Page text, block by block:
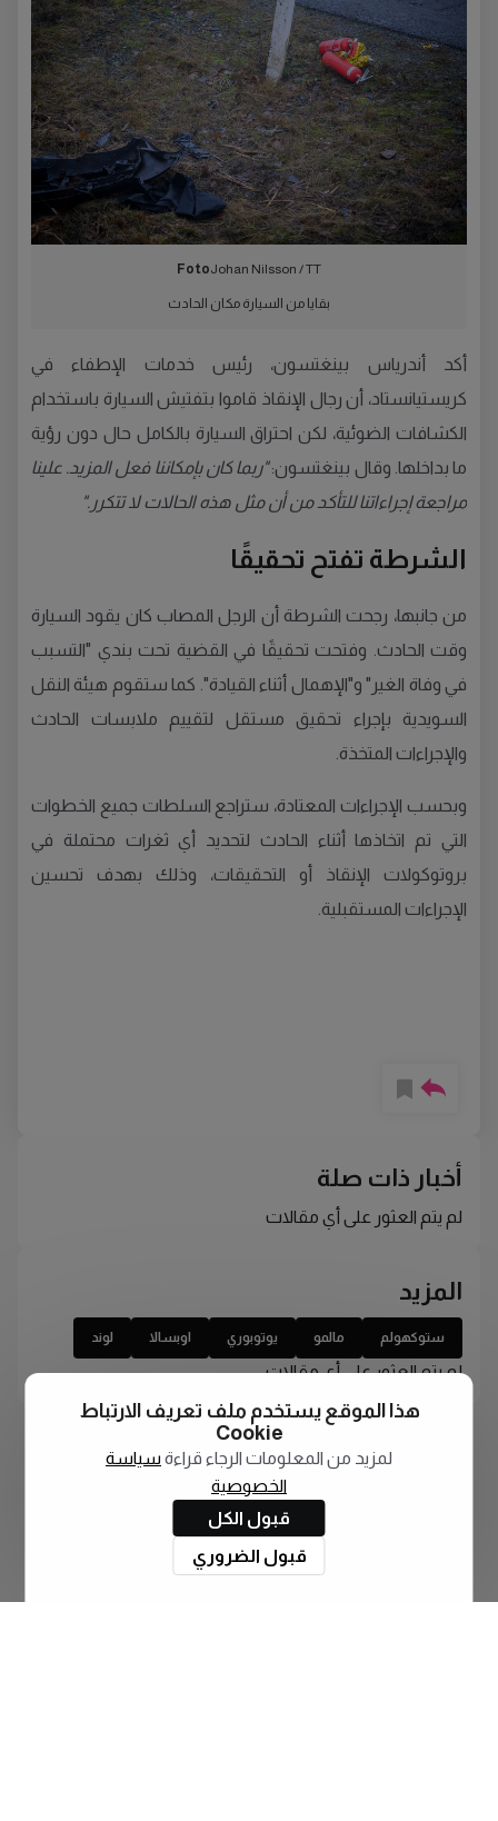
FotoJohan Nilsson / TT
بقايا من السيارة مكان الحادث
أكد أندرياس بينغتسون، رئيس خدمات الإطفاء في
كريستيانستاد، أن رجال الإنقاذ قاموا بتفتيش السيارة باستخدام
الكشافات الضوئية، لكن احتراق السيارة بالكامل حال دون رؤية
ما بداخلها. وقال بينغتسون:"ربما كان بإمكاننا فعل المزيد. علينا
مراجعة إجراءاتنا للتأكد من أن مثل هذه الحالات لا تتكرر."
الشرطة تفتح تحقيقًا
من جانبها، رجحت الشرطة أن الرجل المصاب كان يقود السيارة
وقت الحادث. وفتحت تحقيقًا في القضية تحت بندي "التسبب
في وفاة الغير" و"الإهمال أثناء القيادة". كما ستقوم هيئة النقل
السويدية بإجراء تحقيق مستقل لتقييم ملابسات الحادث
والإجراءات المتخذة.
وبحسب الإجراءات المعتادة، ستراجع السلطات جميع الخطوات
التي تم اتخاذها أثناء الحادث لتحديد أي ثغرات محتملة في
بروتوكولات الإنقاذ أو التحقيقات، وذلك بهدف تحسين
الإجراءات المستقبلية.
أخبار ذات صلة
لم يتم العثور على أي مقالات
المزيد
ستوكهولم مالمو يوتوبوري اوبسالا لوند
لم يتم العثور على أي مقالات
هذا الموقع يستخدم ملف تعريف الارتباط
Cookie
لمزيد من المعلومات الرجاء قراءة سياسة
الخصوصية
قبول الكل
قبول الضروري